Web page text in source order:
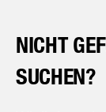
NICHT
SUCHEN?